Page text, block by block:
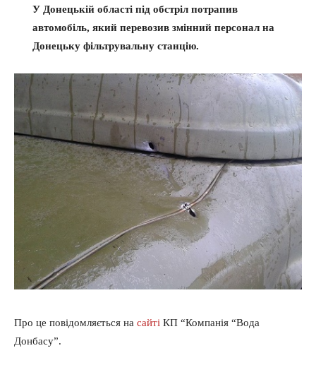
У Донецькій області під обстріл потрапив
автомобіль, який перевозив змінний персонал на
Донецьку фільтрувальну станцію.
Про це повідомляється на сайті КП “Компанія “Вода
Донбасу”.